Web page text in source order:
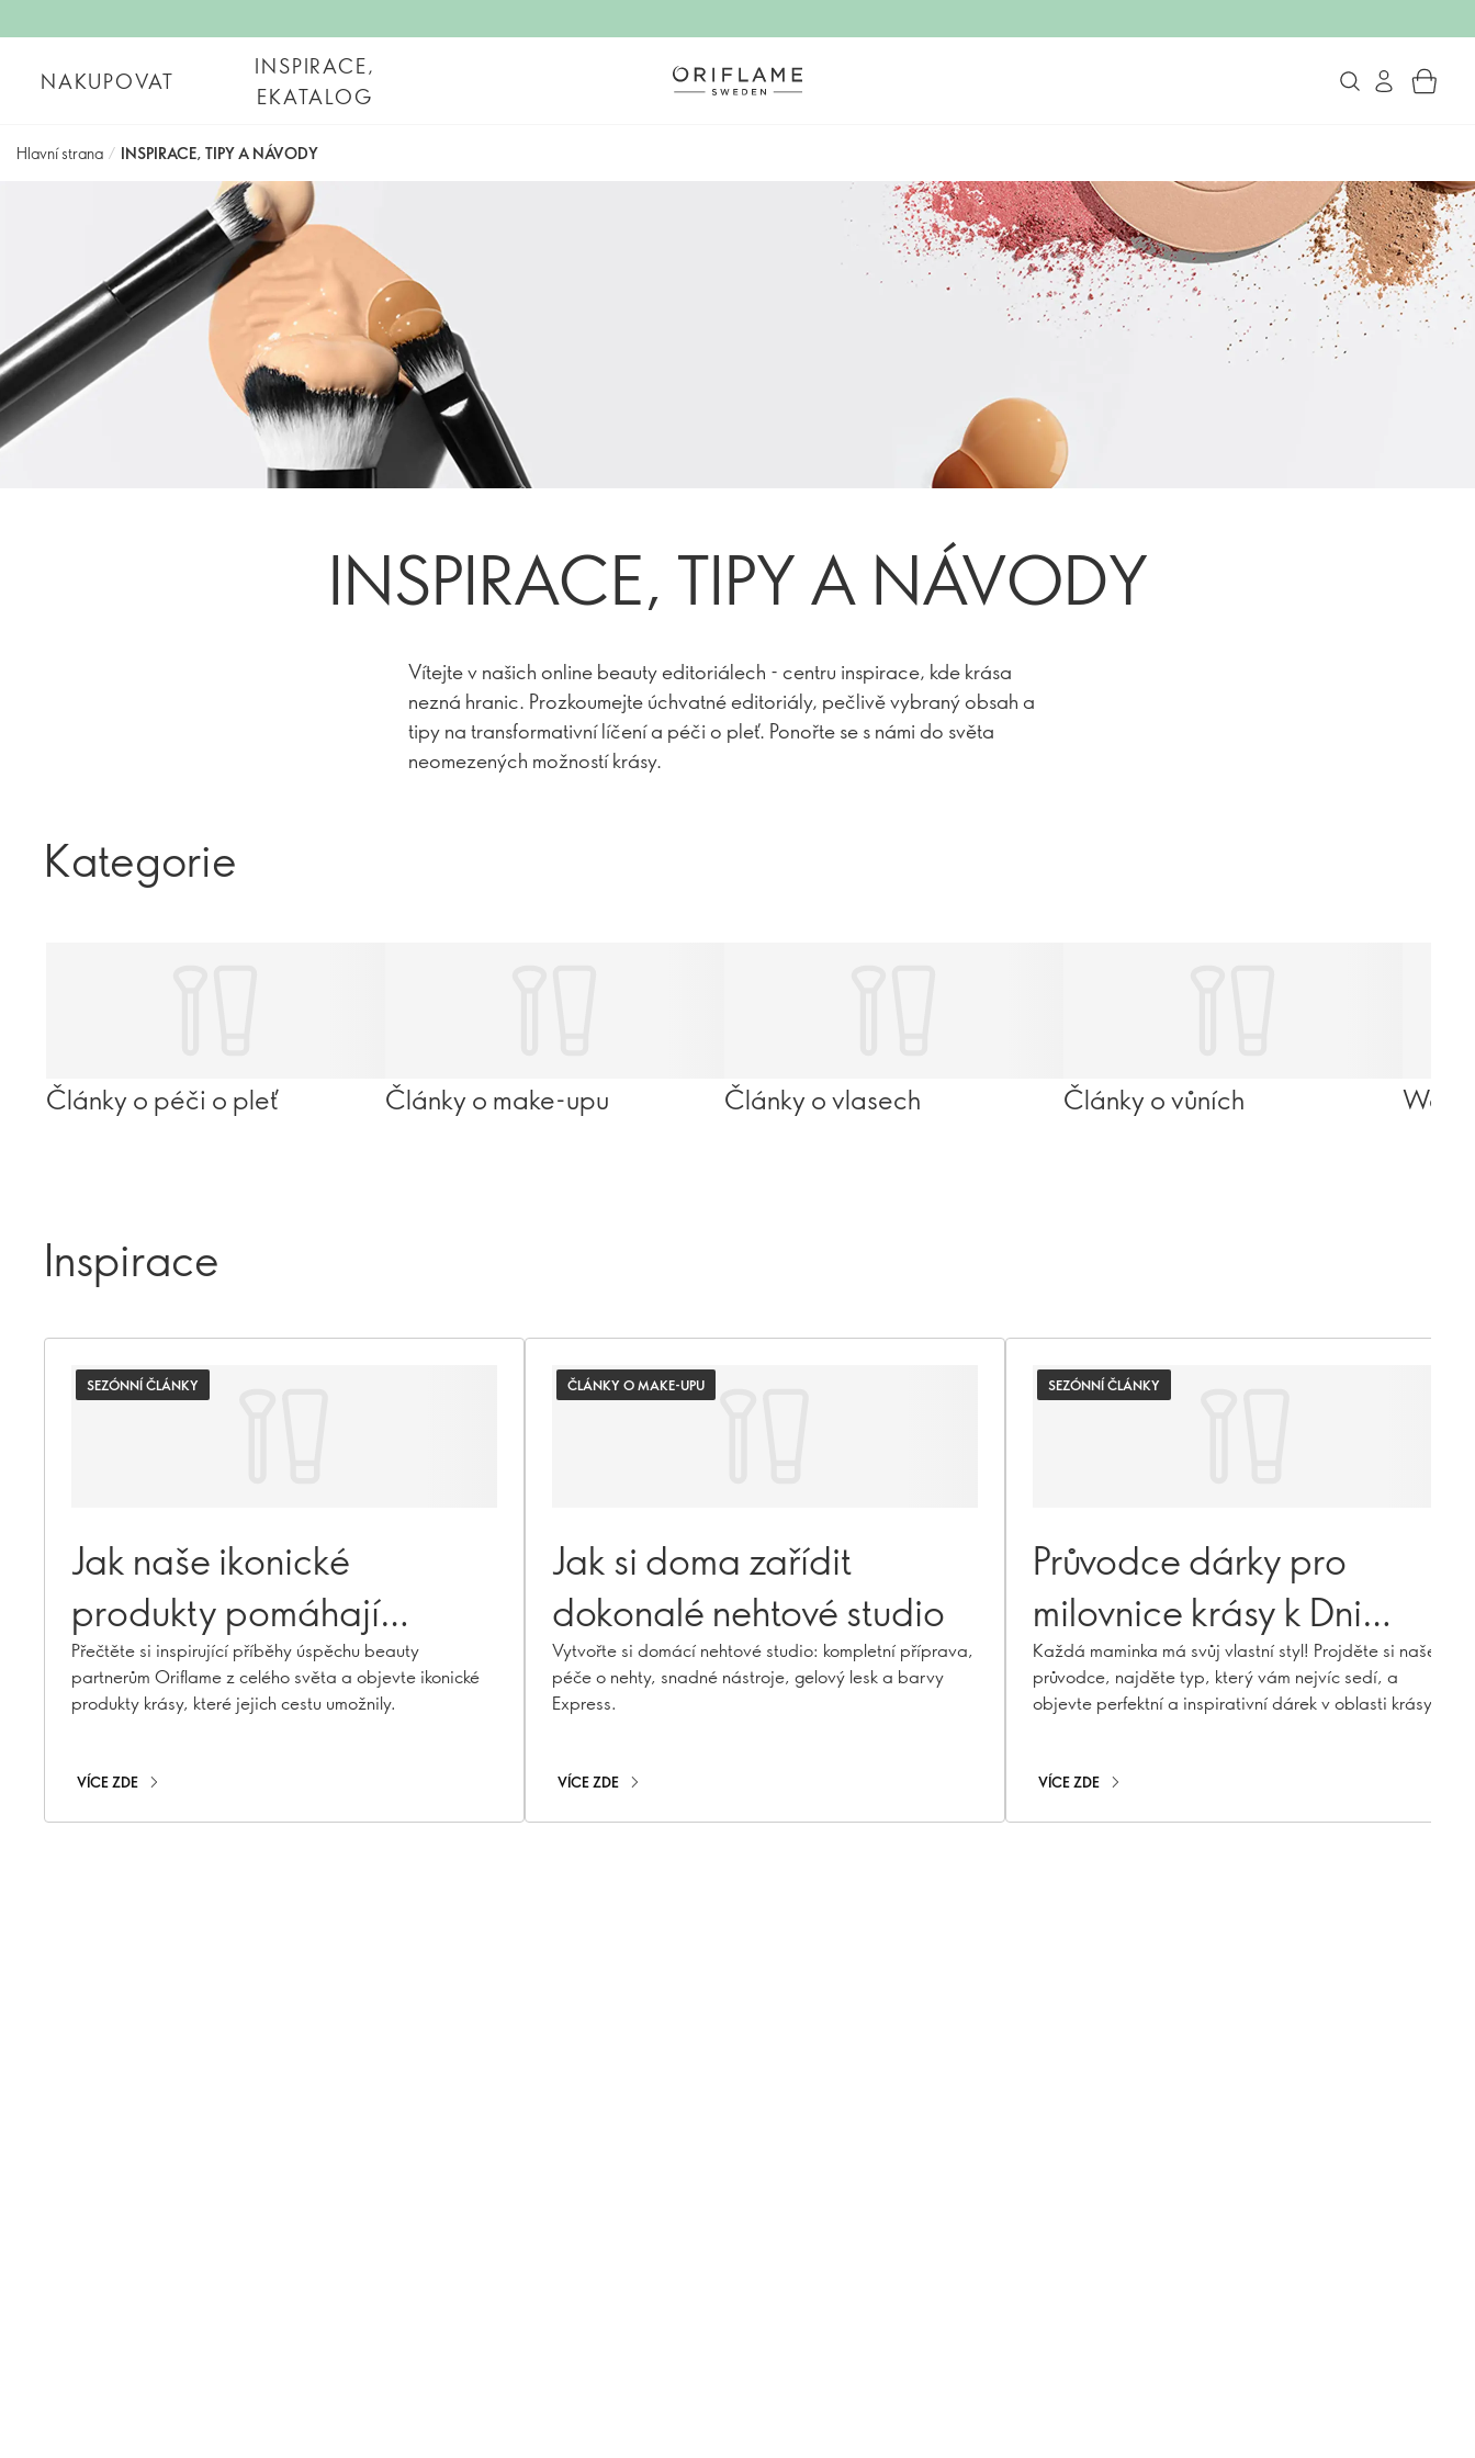
NAKUPOVAT
INSPIRACE,
EKATALOG
Hlavní strana / INSPIRACE, TIPY A NÁVODY
INSPIRACE, TIPY A NÁVODY
Vítejte v našich online beauty editoriálech - centru inspirace, kde krása
nezná hranic. Prozkoumejte úchvatné editoriály, pečlivě vybraný obsah a
tipy na transformativní líčení a péči o pleť. Ponořte se s námi do světa
neomezených možností krásy.
Kategorie
Články o péči o pleť Články o make-upu Články o vlasech Články o vůních
Inspirace
SEZÓNNÍ ČLÁNKY
Jak naše ikonické
produkty pomáhají
beauty partnerům
budovat své úspěchy
Přečtěte si inspirující příběhy úspěchu beauty
partnerům Oriflame z celého světa a objevte ikonické
produkty krásy, které jejich cestu umožnily.
VÍCE ZDE
ČLÁNKY O MAKE-UPU
Jak si doma zařídit
dokonalé nehtové studio
Vytvořte si domácí nehtové studio: kompletní příprava,
péče o nehty, snadné nástroje, gelový lesk a barvy
Express.
VÍCE ZDE
SEZÓNNÍ ČLÁNKY
Průvodce dárky pro
milovnice krásy k Dni
matek 2026
Každá maminka má svůj vlastní styl! Projděte si našeho
průvodce, najděte typ, který vám nejvíc sedí, a
objevte perfektní a inspirativní dárek v oblasti krásy
VÍCE ZDE